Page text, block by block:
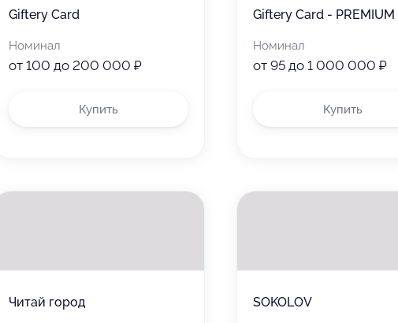
Giftery Card
Номинал
от 100 до 200 000 ₽
Купить
Giftery Card - PREMIUM
Номинал
от 95 до 1 000 000 ₽
Купить
Читай город SOKOLOV